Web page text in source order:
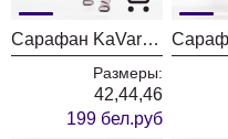
Сарафан KaVari 1103-2 серый в полоску
Размеры:
42,44,46
199 бел.руб